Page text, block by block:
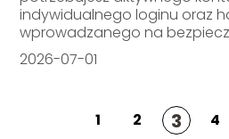
indywidualnego loginu oraz
wprowadzanego na
2026-07-01
1 2 3 4